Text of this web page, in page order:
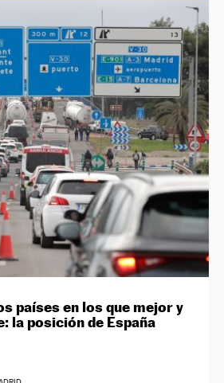
países en los que mejor y
la posición de España